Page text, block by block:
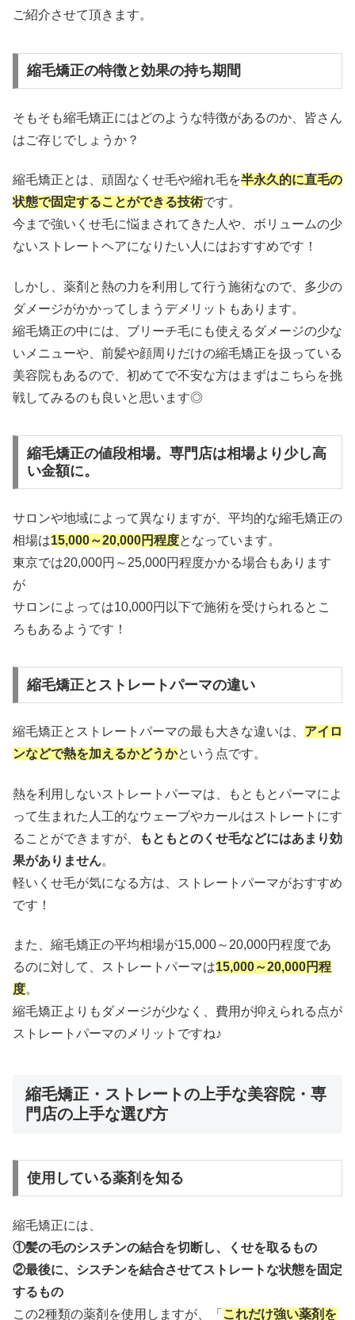
ご紹介させて頂きます。
縮毛矯正の特徴と効果の持ち期間
そもそも縮毛矯正にはどのような特徴があるのか、皆さん
はご存じでしょうか？
縮毛矯正とは、頑固なくせ毛や縮れ毛を半永久的に直毛の
状態で固定することができる技術です。
今まで強いくせ毛に悩まされてきた人や、ボリュームの少
ないストレートヘアになりたい人にはおすすめです！
しかし、薬剤と熱の力を利用して行う施術なので、多少の
ダメージがかかってしまうデメリットもあります。
縮毛矯正の中には、ブリーチ毛にも使えるダメージの少な
いメニューや、前髪や顔周りだけの縮毛矯正を扱っている
美容院もあるので、初めてで不安な方はまずはこちらを挑
戦してみるのも良いと思います◎
縮毛矯正の値段相場。専門店は相場より少し高
い金額に。
サロンや地域によって異なりますが、平均的な縮毛矯正の
相場は15,000～20,000円程度となっています。
東京では20,000円～25,000円程度かかる場合もあります
が
サロンによっては10,000円以下で施術を受けられるとこ
ろもあるようです！
縮毛矯正とストレートパーマの違い
縮毛矯正とストレートパーマの最も大きな違いは、 アイロ
ンなどで熱を加えるかどうかという点です。
熱を利用しないストレートパーマは、もともとパーマによ
って生まれた人工的なウェーブやカールはストレートにす
ることができますが、
もともとのくせ毛などにはあまり効
果がありません。
軽いくせ毛が気になる方は、ストレートパーマがおすすめ
です！
また、縮毛矯正の平均相場が15,000～20,000円程度であ
るのに対して、ストレートパーマは15,000～20,000円程
度。
縮毛矯正よりもダメージが少なく、費用が抑えられる点が
ストレートパーマのメリットですね♪
縮毛矯正・ストレートの上手な美容院・専
門店の上手な選び方
使用している薬剤を知る
縮毛矯正には、
①髪の毛のシスチンの結合を切断し、くせを取るもの
②最後に、シスチンを結合させてストレートな状態を固定
するもの
この2種類の薬剤を使用しますが、「 これだけ強い薬剤を